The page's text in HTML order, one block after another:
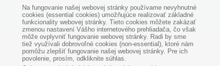
© Všetky práva vyhradené - www.aquapond.sk
Tvorba web stránok
Na fungovanie našej webovej stránky používame nevyhnutné
cookies (essential cookies) umožňujúce realizovať základné
funkcionality webovej stránky. Tieto cookies môžete zakázať
zmenou nastavení Vášho internetového prehliadača, čo však
môže ovplyvniť fungovanie webovej stránky. Radi by sme
tiež využívali dobrovoľné cookies (non-essential), ktoré nám
pomôžu zlepšiť fungovanie našej webovej stránky. Pre ich
povolenie, prosím, odkliknite súhlas.